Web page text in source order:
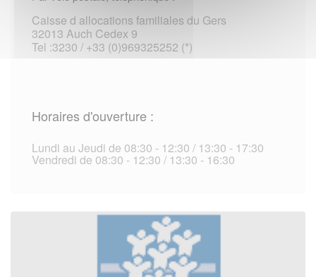
Caisse d allocations familiales du Gers
32013 Auch Cedex 9
Tel :3230 / +33 (0)969325252 (*)
Horaires d'ouverture :
Lundi au Jeudi de 08:30 - 12:30 / 13:30 - 17:30
Vendredi de 08:30 - 12:30 / 13:30 - 16:30